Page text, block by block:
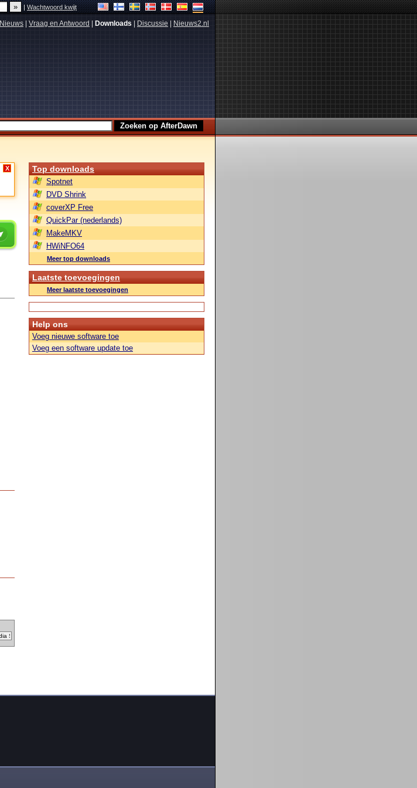
|Wachtwoord kwijt
Nieuws Vraag en Antwoord Downloads Discussie Nieuws2.nl
X Top downloads
Spotnet
DVD Shrink
coverXP Free
QuickPar (nederlands)
MakeMKV
HWiNFO64
Meer top downloads
Laatste toevoegingen
Meer laatste toevoegingen
Help ons
Voeg nieuwe software toe
Voeg een software update toe